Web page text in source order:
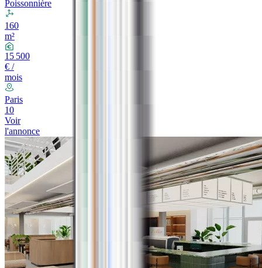
Poissonnière
160
m²
15 500
€ /
mois
Paris
10
Voir
l'annonce